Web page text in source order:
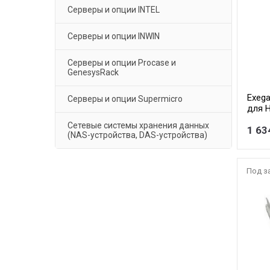
Серверы и опции INTEL
Серверы и опции INWIN
Серверы и опции Procase и
GenesysRack
Серверы и опции Supermicro
Сетевые системы хранения данных
(NAS-устройства, DAS-устройства)
для
1
Под